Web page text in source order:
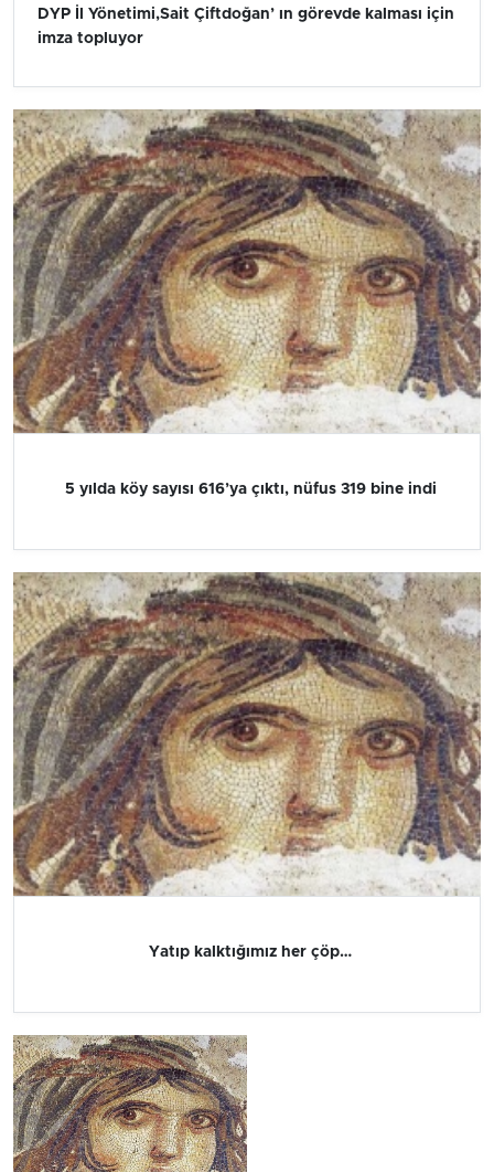
DYP İl Yönetimi,Sait Çiftdoğan’ ın görevde kalması için
imza topluyor
5 yılda köy sayısı 616’ya çıktı, nüfus 319 bine indi
Yatıp kalktığımız her çöp…